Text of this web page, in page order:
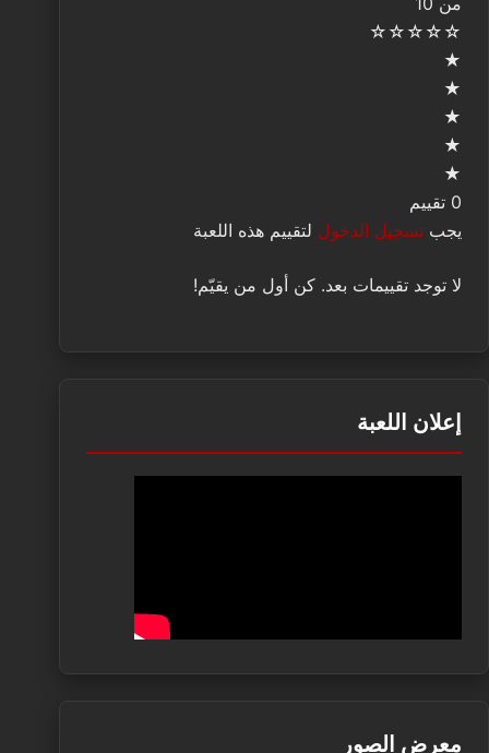
☆
☆
☆
☆
☆
★
★
★
★
★
0 تقييم
يجب تسجيل الدخول لتقييم هذه اللعبة
لا توجد تقييمات بعد. كن أول من يقيّم!
إعلان اللعبة
معرض الصور